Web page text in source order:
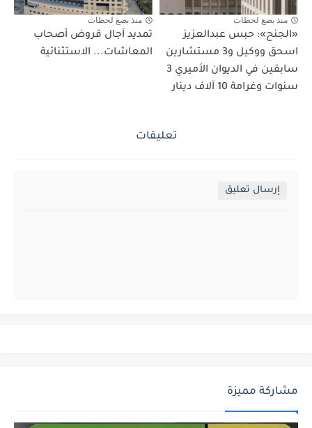
منذ بضع لحظات
«الجنح»: حبس عبدالعزيز
اسحق ووكيل و3 مستشارين
سابقين في الديوان الأميري 3
سنوات وغرامة 10 آلاف دينار
منذ بضع لحظات
تمديد آجال قروض أصحاب
المعاشات... الاستثنائية
تعليقات
إرسال تعليق
مشاركة مميزة